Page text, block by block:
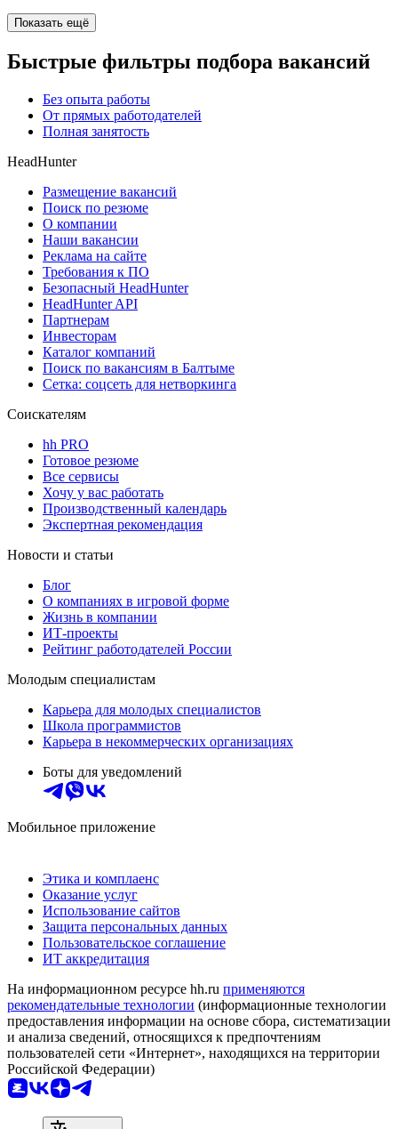
Показать ещё
Быстрые фильтры подбора вакансий
Без опыта работы
От прямых работодателей
Полная занятость
HeadHunter
Размещение вакансий
Поиск по резюме
О компании
Наши вакансии
Реклама на сайте
Требования к ПО
Безопасный HeadHunter
HeadHunter API
Партнерам
Инвесторам
Каталог компаний
Поиск по вакансиям в Балтыме
Сетка: соцсеть для нетворкинга
Соискателям
hh PRO
Готовое резюме
Все сервисы
Хочу у вас работать
Производственный календарь
Экспертная рекомендация
Новости и статьи
Блог
О компаниях в игровой форме
Жизнь в компании
ИТ-проекты
Рейтинг работодателей России
Молодым специалистам
Карьера для молодых специалистов
Школа программистов
Карьера в некоммерческих организациях
Боты для уведомлений
Мобильное приложение
Этика и комплаенс
Оказание услуг
Использование сайтов
Защита персональных данных
Пользовательское соглашение
ИТ аккредитация
На информационном ресурсе hh.ru применяются
рекомендательные технологии (информационные технологии
предоставления информации на основе сбора, систематизации
и анализа сведений, относящихся к предпочтениям
пользователей сети «Интернет», находящихся на территории
Российской Федерации)